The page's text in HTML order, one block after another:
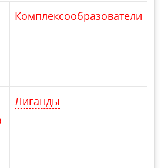
Комплексообразователи
Лиганды